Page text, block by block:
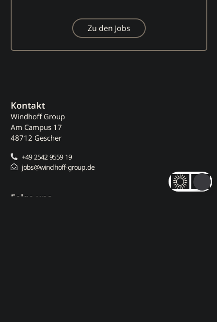
Zu den Jobs
Kontakt
Windhoff Group
Am Campus 17
48712 Gescher
+49 2542 9559 19
jobs@windhoff-group.de
Folge uns